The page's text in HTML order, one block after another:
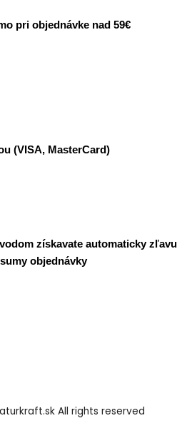
pri objednávke nad 59€
(VISA, MasterCard)
získavate automaticky zľavu
objednávky
All rights reserved